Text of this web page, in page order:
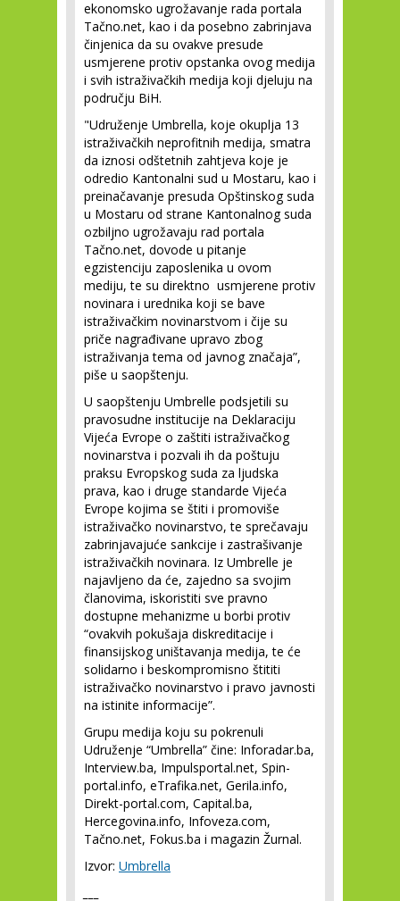
ekonomsko ugrožavanje rada portala
Tačno.net, kao i da posebno zabrinjava
činjenica da su ovakve presude
usmjerene protiv opstanka ovog medija
i svih istraživačkih medija koji djeluju na
području BiH.
"Udruženje Umbrella, koje okuplja 13
istraživačkih neprofitnih medija, smatra
da iznosi odštetnih zahtjeva koje je
odredio Kantonalni sud u Mostaru, kao i
preinačavanje presuda Opštinskog suda
u Mostaru od strane Kantonalnog suda
ozbiljno ugrožavaju rad portala
Tačno.net, dovode u pitanje
egzistenciju zaposlenika u ovom
mediju, te su direktno usmjerene protiv
novinara i urednika koji se bave
istraživačkim novinarstvom i čije su
priče nagrađivane upravo zbog
istraživanja tema od javnog značaja”,
piše u saopštenju.
U saopštenju Umbrelle podsjetili su
pravosudne institucije na Deklaraciju
Vijeća Evrope o zaštiti istraživačkog
novinarstva i pozvali ih da poštuju
praksu Evropskog suda za ljudska
prava, kao i druge standarde Vijeća
Evrope kojima se štiti i promoviše
istraživačko novinarstvo, te sprečavaju
zabrinjavajuće sankcije i zastrašivanje
istraživačkih novinara. Iz Umbrelle je
najavljeno da će, zajedno sa svojim
članovima, iskoristiti sve pravno
dostupne mehanizme u borbi protiv
“ovakvih pokušaja diskreditacije i
finansijskog uništavanja medija, te će
solidarno i beskompromisno štititi
istraživačko novinarstvo i pravo javnosti
na istinite informacije”.
Grupu medija koju su pokrenuli
Udruženje “Umbrella” čine: Inforadar.ba,
Interview.ba, Impulsportal.net, Spin-
portal.info, eTrafika.net, Gerila.info,
Direkt-portal.com, Capital.ba,
Hercegovina.info, Infoveza.com,
Tačno.net, Fokus.ba i magazin Žurnal.
Izvor: Umbrella